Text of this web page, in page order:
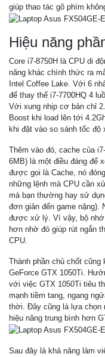
giúp thao tác gõ phím
Hiệu năng
Core i7-8750H là CPU di
năng khác chính thức ra
Intel Coffee Lake. Với 6
để thay thế i7-7700HQ 4
Với xung nhịp cơ bản chỉ
Boost khi load lên tới
khi đặt vào so sánh tốc độ
Thêm vào đó, cache của
6MB) là một điều đáng để
được gọi là Cache, nó
những lệnh mà CPU cần
mà bạn thường hay sử
đơn giản đến game nặng).
được xử lý. Vì vậy, bộ
hơn nhờ đó giúp rút ngắn
CPU.
Thành phần chủ chốt cũng
GeForce GTX 1050Ti.
với việc GTX 1050Ti tiêu
mạnh tiềm tang, ngang
thời. Đây cũng là lựa chọn
hiệu năng trung bình hơn
Sau đây là khả năng làm